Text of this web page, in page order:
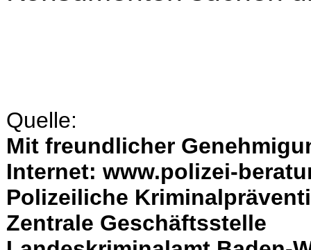
Quelle:
Mit freundlicher
Internet: www.polizei-
Polizeiliche
Zentrale Geschäftsstelle